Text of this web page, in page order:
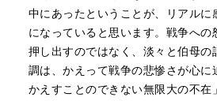
中にあったということが、リアルに
になっていると思います。戦争への
押し出すのではなく、淡々と伯母の
調は、かえって戦争の悲惨さが心に
かえすことのできない無限大の不在